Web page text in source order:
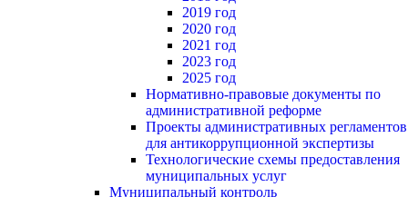
2019 год
2020 год
2021 год
2023 год
2025 год
Нормативно-правовые документы по
административной реформе
Проекты административных регламентов
для антикоррупционной экспертизы
Технологические схемы предоставления
муниципальных услуг
Муниципальный контроль